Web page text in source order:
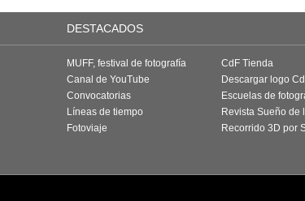
DESTACADOS
MUFF, festival de fotografía
Canal de YouTube
Convocatorias
Líneas de tiempo
Fotoviaje
CdF Tienda
Descargar logo
Escuelas de
Revista Sueño de
Recorrido 3D por